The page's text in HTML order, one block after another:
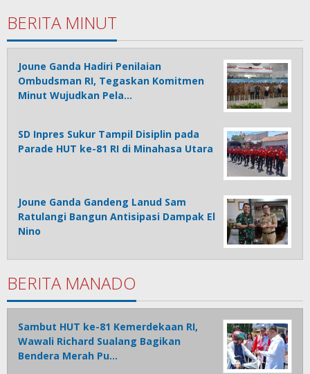
BERITA MINUT
Joune Ganda Hadiri Penilaian
Ombudsman RI, Tegaskan Komitmen
Minut Wujudkan Pela…
SD Inpres Sukur Tampil Disiplin pada
Parade HUT ke-81 RI di Minahasa Utara
Joune Ganda Gandeng Lanud Sam
Ratulangi Bangun Antisipasi Dampak El
Nino
BERITA MANADO
Sambut HUT ke-81 Kemerdekaan RI,
Wawali Richard Sualang Bagikan
Bendera Merah Pu…